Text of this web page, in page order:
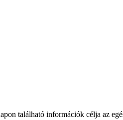
található információk célja az